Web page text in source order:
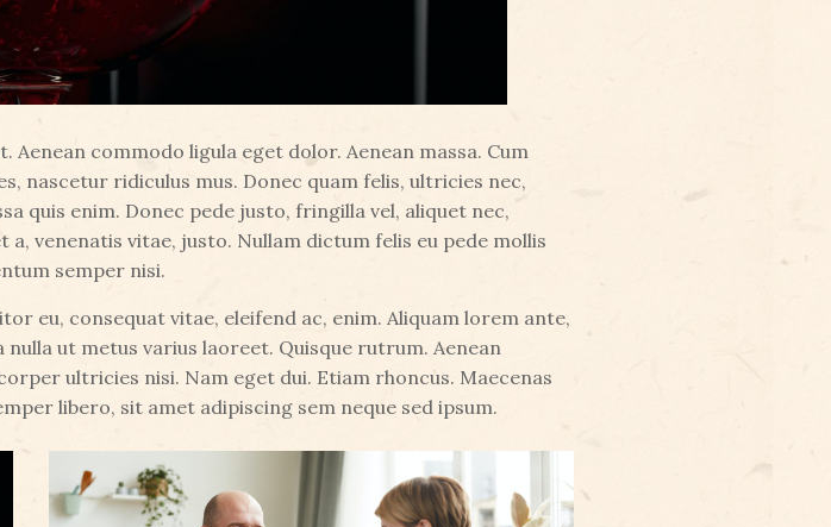
commodo ligula eget dolor. Aenean massa. Cum
nascetur ridiculus mus. Donec quam felis, ultricies nec,
quis enim. Donec pede justo, fringilla vel, aliquet nec,
venenatis vitae, justo. Nullam dictum felis eu pede mollis
semper nisi.
eu, consequat vitae, eleifend ac, enim. Aliquam lorem ante,
ut metus varius laoreet. Quisque rutrum. Aenean
ultricies nisi. Nam eget dui. Etiam rhoncus. Maecenas
libero, sit amet adipiscing sem neque sed ipsum.